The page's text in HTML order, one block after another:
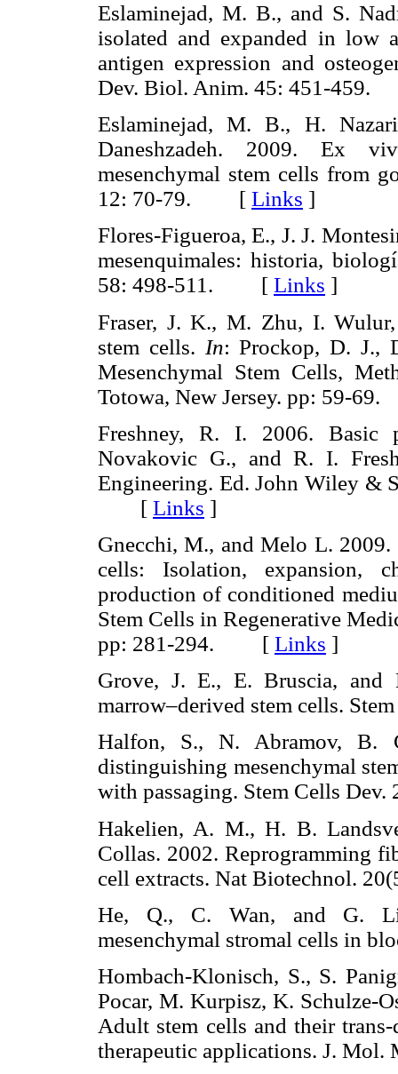
Eslaminejad, M. B., and S.
isolated and expanded in low
antigen expression and
Dev. Biol. Anim. 45: 451-
Eslaminejad, M. B., H.
Daneshzadeh. 2009. Ex
mesenchymal stem cells from
12: 70-79. [ Links ]
Flores-Figueroa, E., J. J.
mesenquimales: historia,
58: 498-511. [ Links ]
Fraser, J. K., M. Zhu, I.
stem cells. In: Prockop, D. J.,
Mesenchymal Stem Cells,
Totowa, New Jersey. pp:
Freshney, R. I. 2006.
Novakovic G., and R. I.
Engineering. Ed. John Wiley &
[ Links ]
Gnecchi, M., and Melo L. 2009.
cells: Isolation, expansion,
production of conditioned
Stem Cells in Regenerative
pp: 281-294. [ Links ]
Grove, J. E., E. Bruscia,
marrow–derived stem cells.
Halfon, S., N. Abramov, B.
distinguishing mesenchymal
with passaging. Stem Cells
Hakelien, A. M., H. B.
Collas. 2002. Reprogramming
cell extracts. Nat Biotechnol.
He, Q., C. Wan, and G.
mesenchymal stromal cells
Hombach-Klonisch, S., S.
Pocar, M. Kurpisz, K. Schulze-
Adult stem cells and their
therapeutic applications. J.